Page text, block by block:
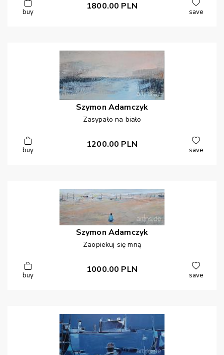
buy
1800.00 PLN
save
Szymon Adamczyk
Zasypało na biało
buy
1200.00 PLN
save
Szymon Adamczyk
Zaopiekuj się mną
buy
1000.00 PLN
save